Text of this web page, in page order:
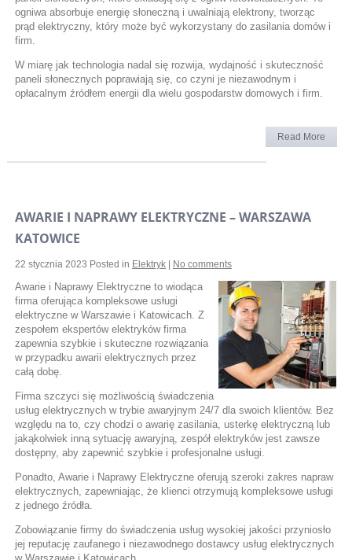
ogniwa absorbuje energię słoneczną i uwalniają elektrony, tworząc
prąd elektryczny, który może być wykorzystany do zasilania domów i
firm.
W miarę jak technologia nadal się rozwija, wydajność i skuteczność
paneli słonecznych poprawiają się, co czyni je niezawodnym i
opłacalnym źródłem energii dla wielu gospodarstw domowych i firm.
Read More
AWARIE I NAPRAWY ELEKTRYCZNE – WARSZAWA
KATOWICE
22 stycznia 2023 Posted in Elektryk| No comments
Awarie i Naprawy Elektryczne to wiodąca
firma oferująca kompleksowe usługi
elektryczne w Warszawie i Katowicach. Z
zespołem ekspertów elektryków firma
zapewnia szybkie i skuteczne rozwiązania
w przypadku awarii elektrycznych przez
całą dobę.
Firma szczyci się możliwością świadczenia
usług elektrycznych w trybie awaryjnym 24/7 dla swoich klientów. Bez
względu na to, czy chodzi o awarię zasilania, usterkę elektryczną lub
jakąkolwiek inną sytuację awaryjną, zespół elektryków jest zawsze
dostępny, aby zapewnić szybkie i profesjonalne usługi.
Ponadto, Awarie i Naprawy Elektryczne oferują szeroki zakres napraw
elektrycznych, zapewniając, że klienci otrzymują kompleksowe usługi
z jednego źródła.
Zobowiązanie firmy do świadczenia usług wysokiej jakości przyniosło
jej reputację zaufanego i niezawodnego dostawcy usług elektrycznych